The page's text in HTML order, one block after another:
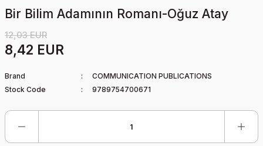
Bir Bilim Adamının Romanı-Oğuz Atay
12,03 EUR
8,42 EUR
Brand
COMMUNICATION PUBLICATIONS
Stock Code
9789754700671